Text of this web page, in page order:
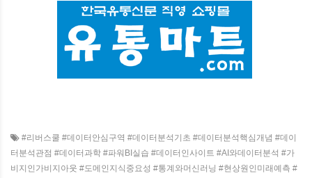
#리버스쿨 #데이터안심구역 #데이터분석기초 #데이터분석핵심개념 #데이
터분석관점 #데이터과학 #파워BI실습 #데이터인사이트 #AI와데이터분석 #가
비지인가비지아웃 #도메인지식중요성 #통계와머신러닝 #현상원인미래예측 #